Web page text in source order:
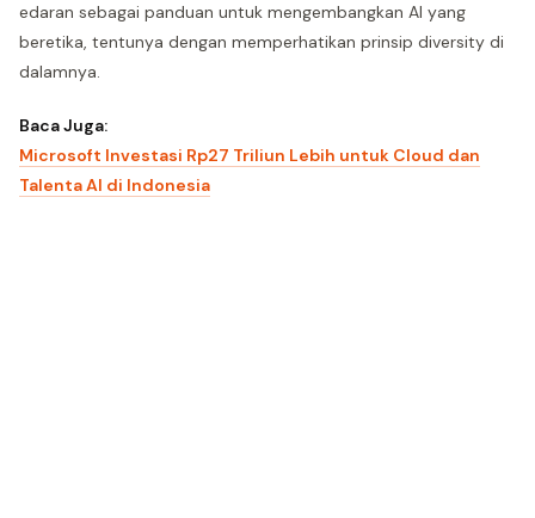
edaran sebagai panduan untuk mengembangkan AI yang
beretika, tentunya dengan memperhatikan prinsip diversity di
dalamnya.
Baca Juga:
Microsoft Investasi Rp27 Triliun Lebih untuk Cloud dan
Talenta AI di Indonesia